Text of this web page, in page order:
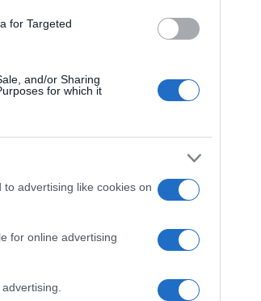
for Targeted
and/or Sharing
for which it
advertising like cookies on
for online advertising
Pier Giovanni Guzzo
την οποία δεν
σήμερα”,
Μουσείου
που θα
και Νεότερη
αυτή στη συνέχεια
το δεύτερο, είναι
και οι
των
τον ψυχισμό
ΓΙΑ ΤΟ
Επιδότηση 528.000
Οι αγώνες του ΠΑΟΚ
Europa League είναι
ΠΑΣΟΚ για ΟΣΔΕ 2026:
μετατρέψει ένα
φιέστα
Ελληνικός Ερυθρός
Αττική (ΦΩΤΟ – ΒΙΝΤΕΟ)